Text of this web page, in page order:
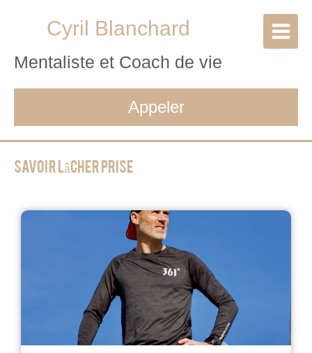
Cyril Blanchard
Mentaliste et Coach de vie
Appeler
Savoir lâcher prise